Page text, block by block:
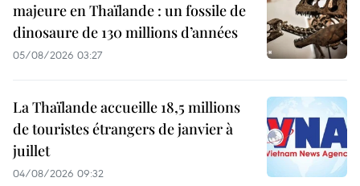
majeure en Thaïlande : un fossile de
dinosaure de 130 millions d’années
05/08/2026 03:27
La Thaïlande accueille 18,5 millions
de touristes étrangers de janvier à
juillet
04/08/2026 09:32